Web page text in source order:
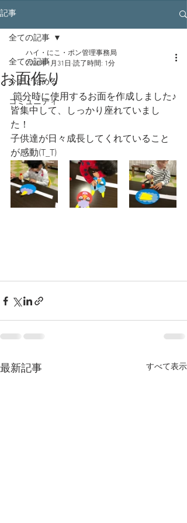
記事
全ての記事
今すぐ始める
コミュニティ
全ての記事
お面作り
ハイ・にこ・ポン管理事務局
2020年1月31日 読了時間: 1分
節分時に使用するお面を作成しました♪
皆集中して、しっかり座れていまし
た！
子供達が日々成長してくれていること
が感動(T_T)
最新記事 すべて表示